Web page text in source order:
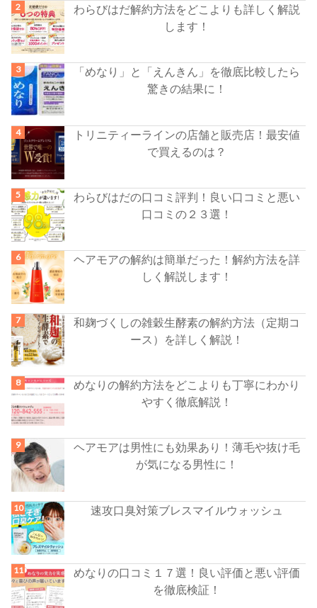
わらびはだ解約方法をどこよりも詳しく解説
します！
「めなり」と「えんきん」を徹底比較したら
驚きの結果に！
トリニティーラインの店舗と販売店！最安値
で買えるのは？
わらびはだの口コミ評判！良い口コミと悪い
口コミの２３選！
ヘアモアの解約は簡単だった！解約方法を詳
しく解説します！
和麹づくしの雑穀生酵素の解約方法（定期コ
ース）を詳しく解説！
めなりの解約方法をどこよりも丁寧にわかり
やすく徹底解説！
ヘアモアは男性にも効果あり！薄毛や抜け毛
が気になる男性に！
速攻口臭対策ブレスマイルウォッシュ
めなりの口コミ１７選！良い評価と悪い評価
を徹底検証！